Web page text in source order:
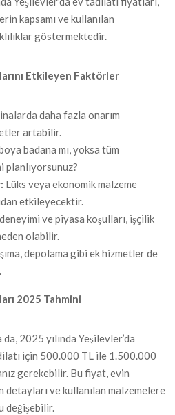
kapsamı ve kullanılan
göstermektedir.
Etkileyen Faktörler
daha fazla onarım
artabilir.
badana mı, yoksa tüm
planlıyorsunuz?
Lüks veya ekonomik malzeme
etkileyecektir.
ve piyasa koşulları, işçilik
olabilir.
depolama gibi ek hizmetler de
2025 Tahmini
2025 yılında Yeşilevler’da
için 500.000 TL ile 1.500.000
gerekebilir. Bu fiyat, evin
detayları ve kullanılan malzemelere
değişebilir.